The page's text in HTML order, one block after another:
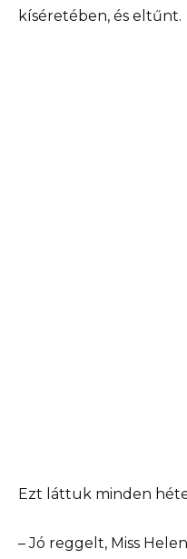
kíséretében, és eltűnt.
Ezt láttuk minden
– Jó reggelt, Miss